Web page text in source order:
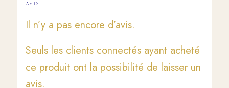
AVIS
Il n’y a pas encore d’avis.
Seuls les clients connectés ayant acheté
ce produit ont la possibilité de laisser un
avis.